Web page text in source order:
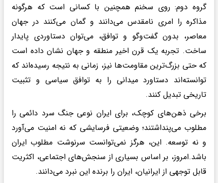
گروه دوم: روی سخنم همچنین با کسانی است که هرگونه
مذاکره را امری نامقدس می‌دانند و گمان می‌کنند در جهان
معاصر، بدون گفت‌وگو و توافق، می‌توان دستاوردی پایدار
ساخت. تجربه یک قرن اخیر منطقه و جهان نشان داده است
که حتی بزرگ‌ترین مقاومت‌ها نیز، زمانی به نتیجه رسیده‌اند که
توانسته‌اند دستاورد میدانی را به توافق سیاسی و تثبیت
تاریخی تبدیل کنند.
برخی ذهن‌های کوچک، برای ایران نوعی جنگ سرد دائمی را
مطلوب می‌پنداشتند؛ وضعیتی فرسایشی که نه امنیت می‌آورد
و نه توسعه. این، هرگز نمی‌توانست سرنوشت مطلوب ایران
باشد.امروز، بر اساس بسیاری از سنجش‌های اجتماعی، اکثریت
قابل توجهی از ایرانیان، ایران را برنده این نبرد می‌دانند.